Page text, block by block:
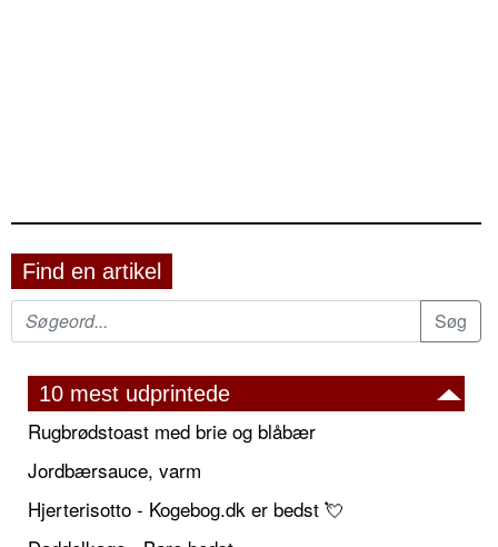
Find en artikel
10 mest udprintede
Rugbrødstoast med brie og blåbær
Jordbærsauce, varm
Hjerterisotto - Kogebog.dk er bedst 💘